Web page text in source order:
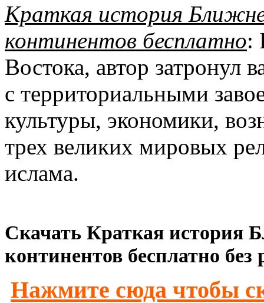
Краткая история
континентов бесплатно:
Востока, автор затронул
с территориальными
культуры, экономики,
трех великих мировых
ислама.
Скачать Краткая история
континентов бесплатно без
Нажмите сюда чтобы